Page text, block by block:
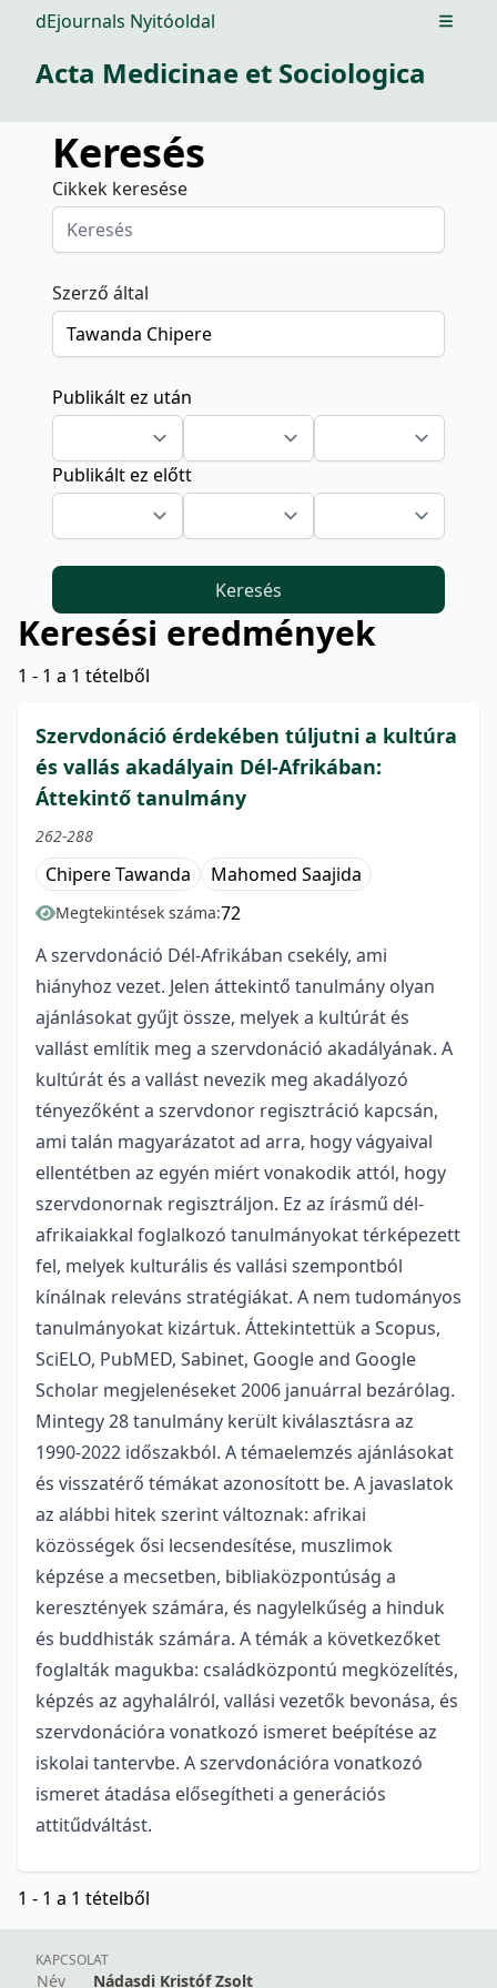
dEjournals Nyitóoldal Open
Acta Medicinae et Sociologica
Keresés
Cikkek keresése
Szerző által
Publikált ez után
Publikált ez előtt
Keresés
Keresési eredmények
1 - 1 a 1 tételből
Szervdonáció érdekében túljutni a kultúra
és vallás akadályain Dél-Afrikában:
Áttekintő tanulmány
262-288
Chipere Tawanda Mahomed Saajida
Megtekintések száma:72
A szervdonáció Dél-Afrikában csekély, ami
hiányhoz vezet. Jelen áttekintő tanulmány olyan
ajánlásokat gyűjt össze, melyek a kultúrát és
vallást említik meg a szervdonáció akadályának. A
kultúrát és a vallást nevezik meg akadályozó
tényezőként a szervdonor regisztráció kapcsán,
ami talán magyarázatot ad arra, hogy vágyaival
ellentétben az egyén miért vonakodik attól, hogy
szervdonornak regisztráljon. Ez az írásmű dél-
afrikaiakkal foglalkozó tanulmányokat térképezett
fel, melyek kulturális és vallási szempontból
kínálnak releváns stratégiákat. A nem tudományos
tanulmányokat kizártuk. Áttekintettük a Scopus,
SciELO, PubMED, Sabinet, Google and Google
Scholar megjelenéseket 2006 januárral bezárólag.
Mintegy 28 tanulmány került kiválasztásra az
1990-2022 időszakból. A témaelemzés ajánlásokat
és visszatérő témákat azonosított be. A javaslatok
az alábbi hitek szerint változnak: afrikai
közösségek ősi lecsendesítése, muszlimok
képzése a mecsetben, bibliaközpontúság a
keresztények számára, és nagylelkűség a hinduk
és buddhisták számára. A témák a következőket
foglalták magukba: családközpontú megközelítés,
képzés az agyhalálról, vallási vezetők bevonása, és
szervdonációra vonatkozó ismeret beépítése az
iskolai tantervbe. A szervdonációra vonatkozó
ismeret átadása elősegítheti a generációs
attitűdváltást.
1 - 1 a 1 tételből
KAPCSOLAT
Név Nádasdi Kristóf Zsolt